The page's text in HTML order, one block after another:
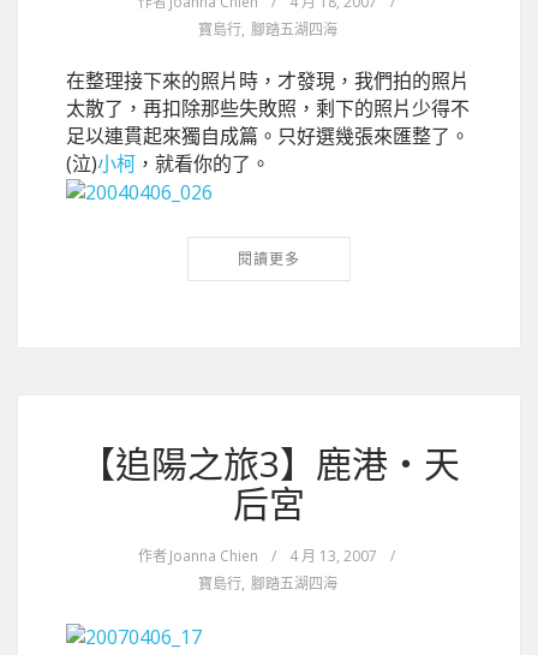
寶島行, 腳踏五湖四海
在整理接下來的照片時，才發現，我們拍的照片
太散了，再扣除那些失敗照，剩下的照片少得不
足以連貫起來獨自成篇。只好選幾張來匯整了。
(泣)小柯 ，就看你的了。
閱讀更多
【追陽之旅3】鹿港‧天
后宮
作者 Joanna Chien / 4 月 13, 2007
/
寶島行, 腳踏五湖四海